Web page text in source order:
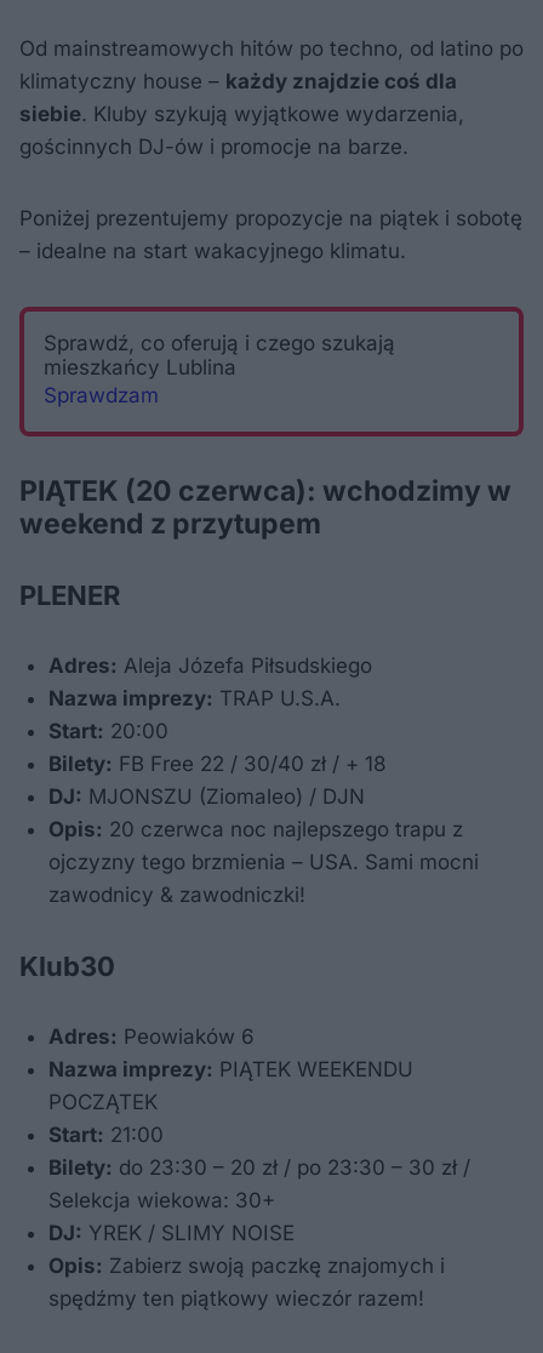
Od mainstreamowych hitów po techno, od latino po
klimatyczny house – każdy znajdzie coś dla
siebie. Kluby szykują wyjątkowe wydarzenia,
gościnnych DJ-ów i promocje na barze.
Poniżej prezentujemy propozycje na piątek i sobotę
– idealne na start wakacyjnego klimatu.
Sprawdź, co oferują i czego szukają
mieszkańcy Lublina
Sprawdzam
PIĄTEK (20 czerwca): wchodzimy w
weekend z przytupem
PLENER
Adres: Aleja Józefa Piłsudskiego
Nazwa imprezy: TRAP U.S.A.
Start: 20:00
Bilety: FB Free 22 / 30/40 zł / + 18
DJ: MJONSZU (Ziomaleo) / DJN
Opis: 20 czerwca noc najlepszego trapu z
ojczyzny tego brzmienia – USA. Sami mocni
zawodnicy & zawodniczki!
Klub30
Adres: Peowiaków 6
Nazwa imprezy: PIĄTEK WEEKENDU
POCZĄTEK
Start: 21:00
Bilety: do 23:30 – 20 zł / po 23:30 – 30 zł /
Selekcja wiekowa: 30+
DJ: YREK / SLIMY NOISE
Opis: Zabierz swoją paczkę znajomych i
spędźmy ten piątkowy wieczór razem!